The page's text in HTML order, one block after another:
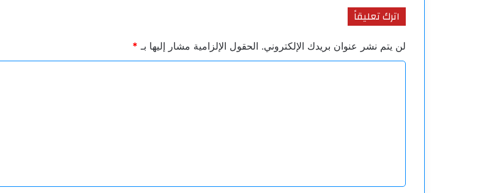
اترك تعليقاً
لن يتم نشر عنوان بريدك الإلكتروني. الحقول الإلزامية مشار إليها بـ *